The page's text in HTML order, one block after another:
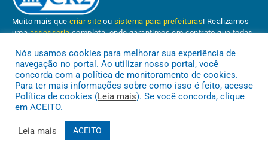
Muito mais quecriar site ou sistema para prefeituras! Realizamos
umaassessoriacompleta, onde garantimos em contrato que todas
Conheça oPNTP e oRadar da Transparência Pública
Nós usamos cookies para melhorar sua experiência de
navegação no portal. Ao utilizar nosso portal, você
concorda com a política de monitoramento de cookies.
Para ter mais informações sobre como isso é feito, acesse
Política de cookies (Leia mais). Se você concorda, clique
em ACEITO.
Leia mais ACEITO